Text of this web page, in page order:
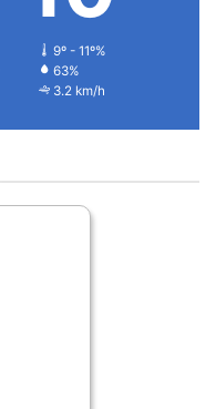
9º - 11º%
63%
3.2 km/h